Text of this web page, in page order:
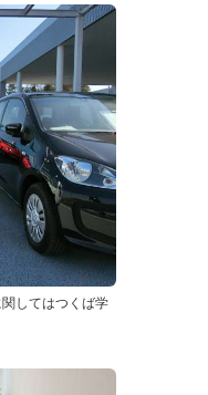
してはつくば学